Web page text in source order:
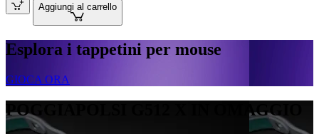
Aggiungi al carrello
Esplora i tappetini per mouse
GIOCA ORA
POGGIAPOLSI G512 X IN OMAGGIO